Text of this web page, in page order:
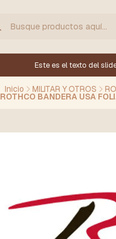
Este es el texto del
Inicio MILITAR Y OTROS
ROTHCO BANDERA USA